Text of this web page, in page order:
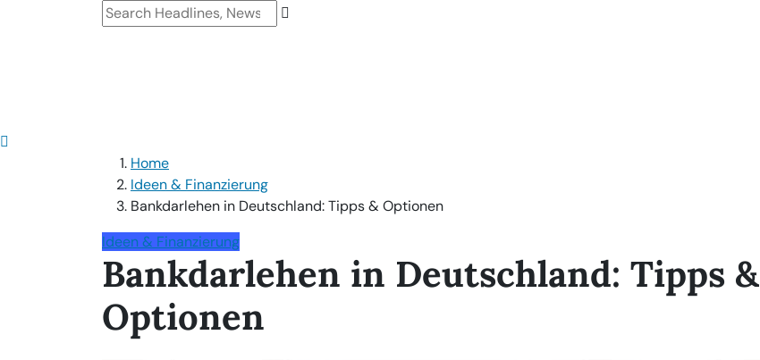
Home
Ideen & Finanzierung
Bankdarlehen in Deutschland: Tipps & Optionen
Ideen & Finanzierung
Bankdarlehen in Deutschland: Tipps &
Optionen